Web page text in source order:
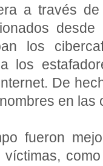
a través
los
a los
De
en las
fueron
víctimas,